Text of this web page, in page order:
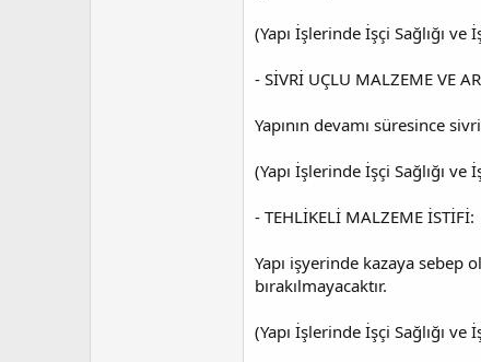
(Yapı İşlerinde İşçi Sağlığı
- SİVRİ UÇLU MALZEME VE
Yapının devamı süresince
(Yapı İşlerinde İşçi Sağlığı
- TEHLİKELİ MALZEME İSTİFİ:
Yapı işyerinde kazaya sebep
bırakılmayacaktır.
(Yapı İşlerinde İşçi Sağlığı